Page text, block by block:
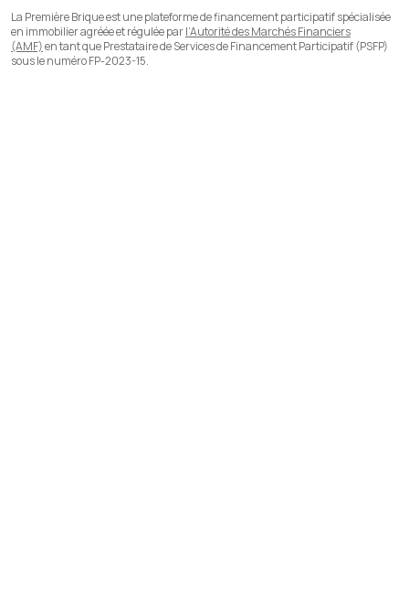
La Première Brique est une plateforme de financement participatif spécialisée
en immobilier agréée et régulée parl’Autorité des Marchés Financiers
(AMF)en tant que Prestataire de Services de Financement Participatif (PSFP)
sous le numéro FP-2023-15.